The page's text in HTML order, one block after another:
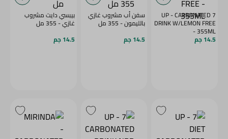
7 UP - CARBONATED
DRINK W/LEMON FREE
- 355ML
14.5 جم
سفن أب مشروب غازي
بالليمون - 355 مل
14.5 جم
بيبسي دايت مشروب
غازي - 355 مل
14.5 جم